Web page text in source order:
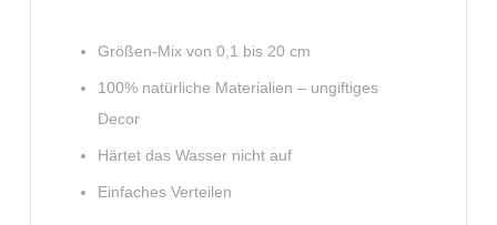
Größen-Mix von 0,1 bis 20 cm
100% natürliche Materialien – ungiftiges
Decor
Härtet das Wasser nicht auf
Einfaches Verteilen